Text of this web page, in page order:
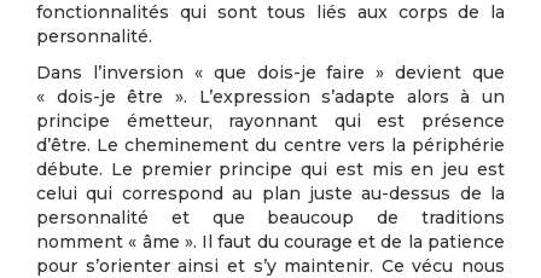
fonctionnalités qui sont tous liés aux corps de la
personnalité.
Dans l’inversion « que dois-je faire » devient que
« dois-je être ». L’expression s’adapte alors à un
principe émetteur, rayonnant qui est présence
d’être. Le cheminement du centre vers la périphérie
débute. Le premier principe qui est mis en jeu est
celui qui correspond au plan juste au-dessus de la
personnalité et que beaucoup de traditions
nomment « âme ». Il faut du courage et de la patience
pour s’orienter ainsi et s’y maintenir. Ce vécu nous